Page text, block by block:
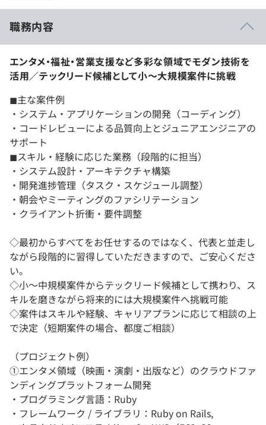
職務内容
エンタメ・福祉・営業支援など多彩な領域でモダン技術を
活用／テックリード候補として小〜大規模案件に挑戦
◼︎主な案件例
・システム・アプリケーションの開発（コーディング）
・コードレビューによる品質向上とジュニアエンジニアの
サポート
◼︎スキル・経験に応じた業務（段階的に担当）
・システム設計・アーキテクチャ構築
・開発進捗管理（タスク・スケジュール調整）
・朝会やミーティングのファシリテーション
・クライアント折衝・要件調整
◇最初からすべてをお任せするのではなく、代表と並走し
ながら段階的に習得していただきますので、ご安心くださ
い。
◇小〜中規模案件からテックリード候補として携わり、ス
キルを磨きながら将来的には大規模案件へ挑戦可能
◇案件はスキルや経験、キャリアプランに応じて相談の上
で決定（短期案件の場合、都度ご相談）
（プロジェクト例）
①エンタメ領域（映画・演劇・出版など）のクラウドファ
ンディングプラットフォーム開発
・プログラミング言語：Ruby
・フレームワーク / ライブラリ：Ruby on Rails,